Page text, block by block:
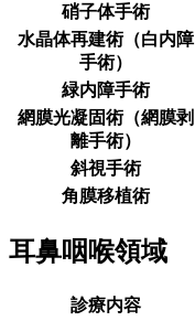
硝子体手術
水晶体再建術（白内障
手術）
緑内障手術
網膜光凝固術（網膜剥
離手術）
斜視手術
角膜移植術
耳鼻咽喉領域
診療内容